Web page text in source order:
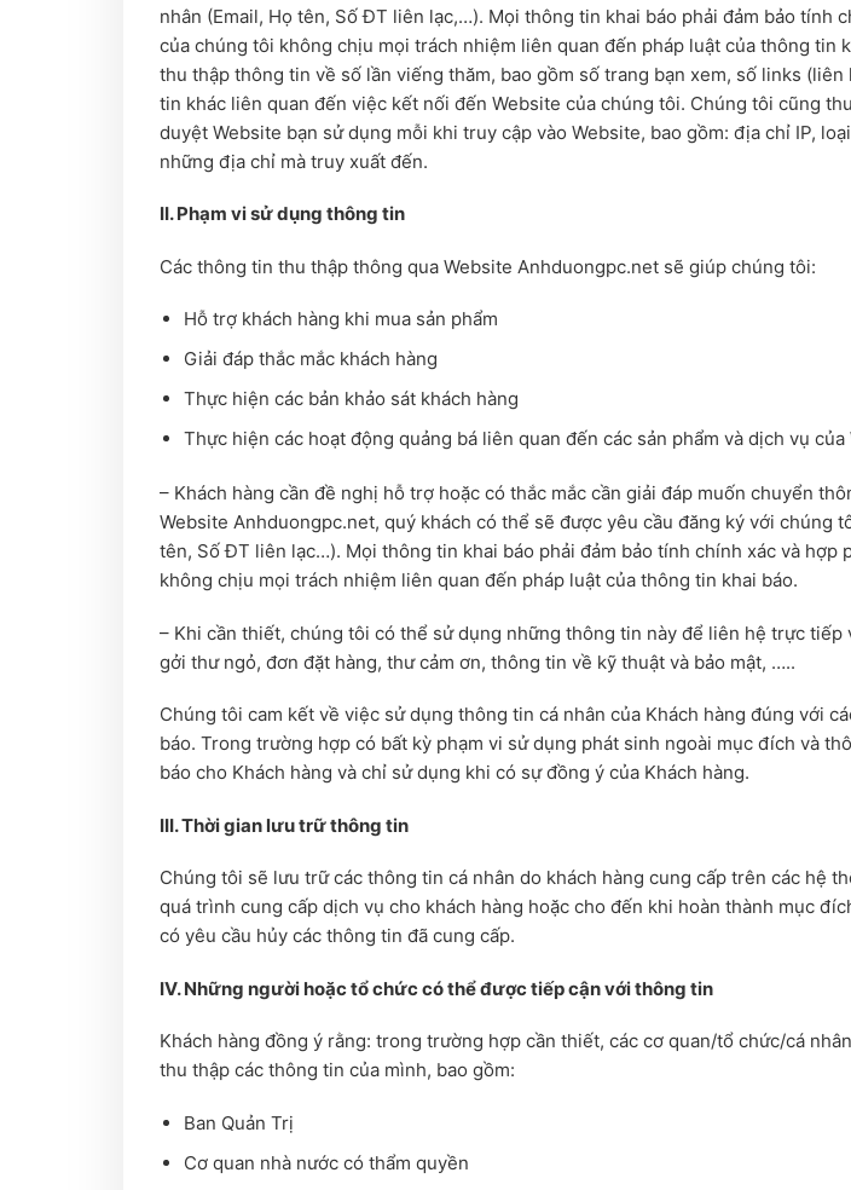
nhân (Email, Họ tên, Số ĐT liên lạc,…). Mọi thông tin khai báo phải đảm bảo tính
của chúng tôi không chịu mọi trách nhiệm liên quan đến pháp luật của thông tin
thu thập thông tin về số lần viếng thăm, bao gồm số trang bạn xem, số links
tin khác liên quan đến việc kết nối đến Website của chúng tôi. Chúng tôi cũng
duyệt Website bạn sử dụng mỗi khi truy cập vào Website, bao gồm: địa chỉ IP,
những địa chỉ mà truy xuất đến.
II. Phạm vi sử dụng thông tin
Các thông tin thu thập thông qua Website Anhduongpc.net sẽ giúp chúng tôi:
Hỗ trợ khách hàng khi mua sản phẩm
Giải đáp thắc mắc khách hàng
Thực hiện các bản khảo sát khách hàng
Thực hiện các hoạt động quảng bá liên quan đến các sản phẩm và dịch vụ
– Khách hàng cần đề nghị hỗ trợ hoặc có thắc mắc cần giải đáp muốn chuyển
Website Anhduongpc.net, quý khách có thể sẽ được yêu cầu đăng ký với chúng
tên, Số ĐT liên lạc…). Mọi thông tin khai báo phải đảm bảo tính chính xác và hợp
không chịu mọi trách nhiệm liên quan đến pháp luật của thông tin khai báo.
– Khi cần thiết, chúng tôi có thể sử dụng những thông tin này để liên hệ trực tiếp
gởi thư ngỏ, đơn đặt hàng, thư cảm ơn, thông tin về kỹ thuật và bảo mật, …..
Chúng tôi cam kết về việc sử dụng thông tin cá nhân của Khách hàng đúng với
báo. Trong trường hợp có bất kỳ phạm vi sử dụng phát sinh ngoài mục đích và
báo cho Khách hàng và chỉ sử dụng khi có sự đồng ý của Khách hàng.
III. Thời gian lưu trữ thông tin
Chúng tôi sẽ lưu trữ các thông tin cá nhân do khách hàng cung cấp trên các hệ
quá trình cung cấp dịch vụ cho khách hàng hoặc cho đến khi hoàn thành mục
có yêu cầu hủy các thông tin đã cung cấp.
IV. Những người hoặc tổ chức có thể được tiếp cận với thông tin
Khách hàng đồng ý rằng: trong trường hợp cần thiết, các cơ quan/tổ chức/cá
thu thập các thông tin của mình, bao gồm:
Ban Quản Trị
Cơ quan nhà nước có thẩm quyền